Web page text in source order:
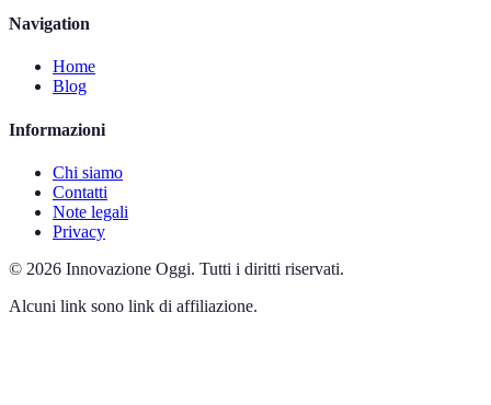
Navigation
Home
Blog
Informazioni
Chi siamo
Contatti
Note legali
Privacy
© 2026 Innovazione Oggi. Tutti i diritti riservati.
Alcuni link sono link di affiliazione.